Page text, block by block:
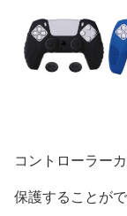
コントローラー
保護することがで